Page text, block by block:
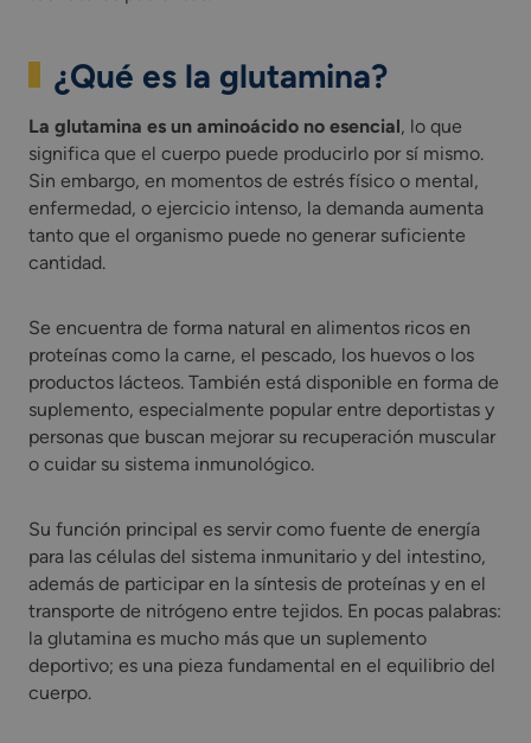
¿Qué es la glutamina?
La glutamina es un aminoácido no esencial, lo que
significa que el cuerpo puede producirlo por sí mismo.
Sin embargo, en momentos de estrés físico o mental,
enfermedad, o ejercicio intenso, la demanda aumenta
tanto que el organismo puede no generar suficiente
cantidad.
Se encuentra de forma natural en alimentos ricos en
proteínas como la carne, el pescado, los huevos o los
productos lácteos. También está disponible en forma de
suplemento, especialmente popular entre deportistas y
personas que buscan mejorar su recuperación muscular
o cuidar su sistema inmunológico.
Su función principal es servir como fuente de energía
para las células del sistema inmunitario y del intestino,
además de participar en la síntesis de proteínas y en el
transporte de nitrógeno entre tejidos. En pocas palabras:
la glutamina es mucho más que un suplemento
deportivo; es una pieza fundamental en el equilibrio del
cuerpo.